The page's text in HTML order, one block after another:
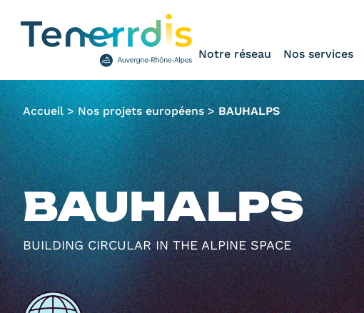
Notre réseau Nos services
Accueil>Nos projets européens>BAUHALPS
BAUHALPS
BUILDING CIRCULAR IN THE ALPINE SPACE